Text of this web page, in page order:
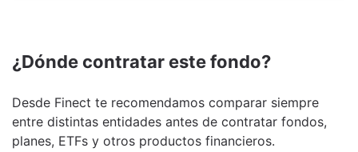
¿Dónde contratar este fondo?
Desde Finect te recomendamos comparar siempre
entre distintas entidades antes de contratar fondos,
planes, ETFs y otros productos financieros.